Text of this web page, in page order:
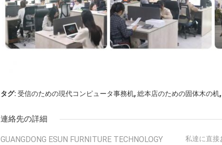
タグ: 受信のための現代コンピュータ事務机, 総本店のための固体木の机,
連絡先の詳細
GUANGDONG ESUN FURNITURE TECHNOLOGY 私達に直接